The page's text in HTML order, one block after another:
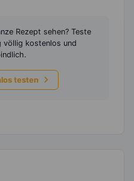
Rezept sehen? Teste
völlig kostenlos und
testen